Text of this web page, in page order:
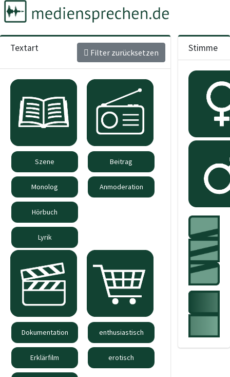
Textart Filter zurücksetzen
Szene
Monolog
Hörbuch
Lyrik
Beitrag
Anmoderation
Dokumentation
Erklärfilm
enthusiastisch
erotisch
Stimme